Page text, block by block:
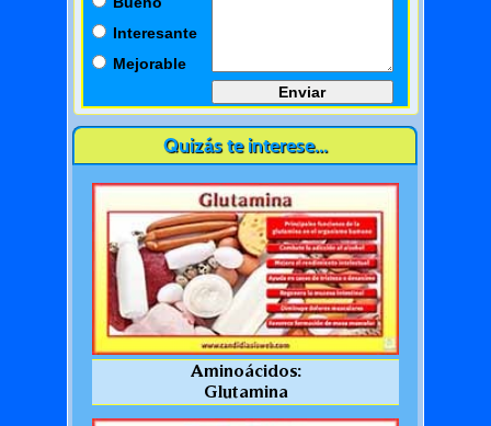
Interesante
Mejorable
Quizás te interese...
Aminoácidos:
Glutamina